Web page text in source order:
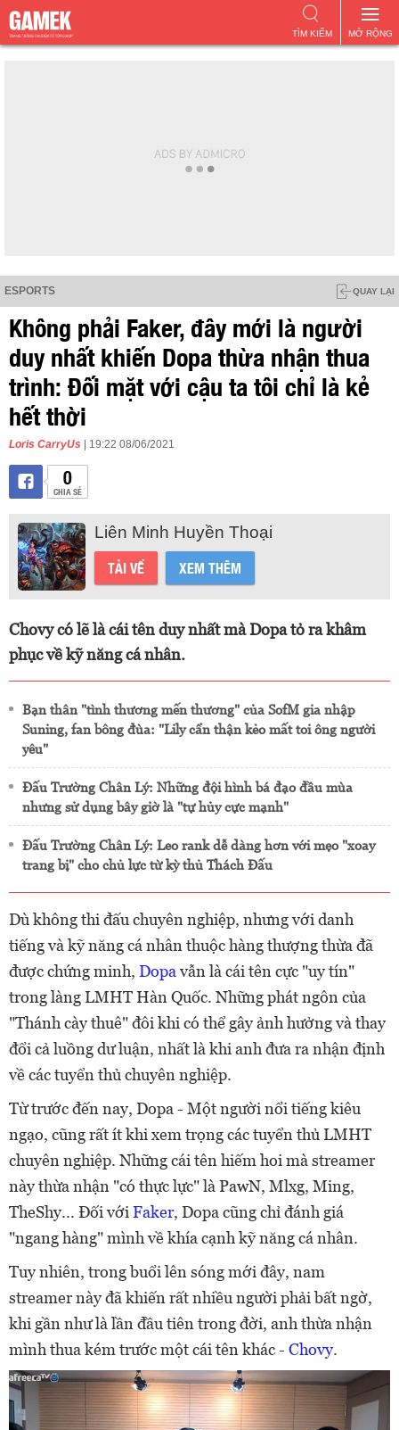
MỞ RỘNG
TÌM KIẾM
ESPORTS QUAY LẠI
Không phải Faker, đây mới là người
duy nhất khiến Dopa thừa nhận thua
trình: Đối mặt với cậu ta tôi chỉ là kẻ
hết thời
Loris CarryUs | 19:22 08/06/2021
0
CHIA SẺ
Liên Minh Huyền Thoại
TẢI VỀ XEM THÊM
Chovy có lẽ là cái tên duy nhất mà Dopa tỏ ra khâm
phục về kỹ năng cá nhân.
Bạn thân "tình thương mến thương" của SofM gia nhập
Suning, fan bông đùa: "Lily cẩn thận kẻo mất toi ông người
yêu"
Đấu Trường Chân Lý: Những đội hình bá đạo đầu mùa
nhưng sử dụng bây giờ là "tự hủy cực mạnh"
Đấu Trường Chân Lý: Leo rank dễ dàng hơn với mẹo "xoay
trang bị" cho chủ lực từ kỳ thủ Thách Đấu
Dù không thi đấu chuyên nghiệp, nhưng với danh
tiếng và kỹ năng cá nhân thuộc hàng thượng thừa đã
được chứng minh, Dopavẫn là cái tên cực "uy tín"
trong làng LMHT Hàn Quốc. Những phát ngôn của
"Thánh cày thuê" đôi khi có thể gây ảnh hưởng và thay
đổi cả luồng dư luận, nhất là khi anh đưa ra nhận định
về các tuyển thủ chuyên nghiệp.
Từ trước đến nay, Dopa - Một người nổi tiếng kiêu
ngạo, cũng rất ít khi xem trọng các tuyển thủ LMHT
chuyên nghiệp. Những cái tên hiếm hoi mà streamer
này thừa nhận "có thực lực" là PawN, Mlxg, Ming,
TheShy... Đối với Faker, Dopa cũng chỉ đánh giá
"ngang hàng" mình về khía cạnh kỹ năng cá nhân.
Tuy nhiên, trong buổi lên sóng mới đây, nam
streamer này đã khiến rất nhiều người phải bất ngờ,
khi gần như là lần đầu tiên trong đời, anh thừa nhận
mình thua kém trước một cái tên khác - Chovy.